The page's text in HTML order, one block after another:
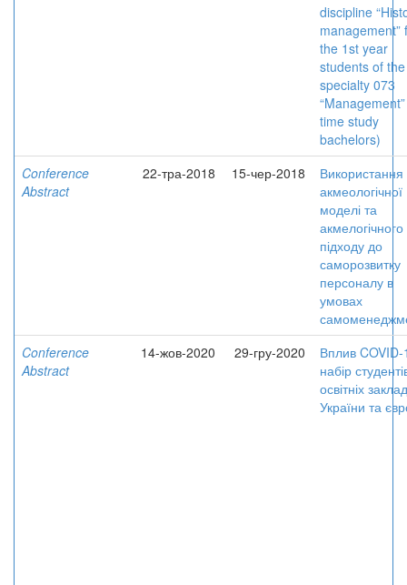
discipline
management”
the 1st year
students of the
specialty 073
time study
bachelors)
Conference
Abstract
22-тра-2018 15-чер-2018
Використання
акмеологічної
моделі та
акмелогічного
підходу до
саморозвитку
персоналу в
умовах
Conference
Abstract
14-жов-2020 29-гру-2020
Вплив
набір
освітніх
України та